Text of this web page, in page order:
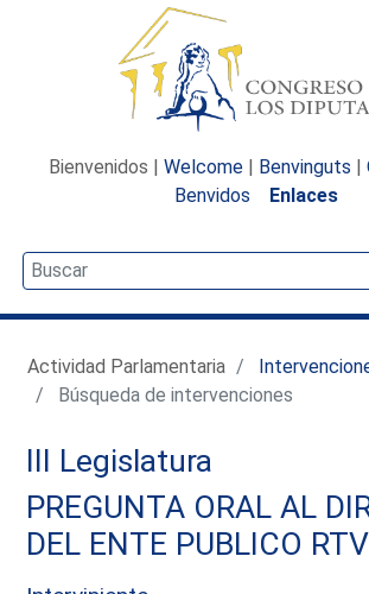
Bienvenidos | Welcome | Benvinguts |
Benvidos
Enlaces
Actividad Parlamentaria
Búsqueda de intervenciones
III Legislatura
PREGUNTA ORAL AL
DEL ENTE PUBLICO